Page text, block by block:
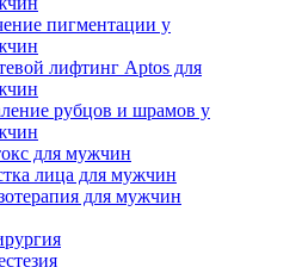
пигментации у
лифтинг Aptos для
рубцов и шрамов у
для мужчин
лица для мужчин
для мужчин